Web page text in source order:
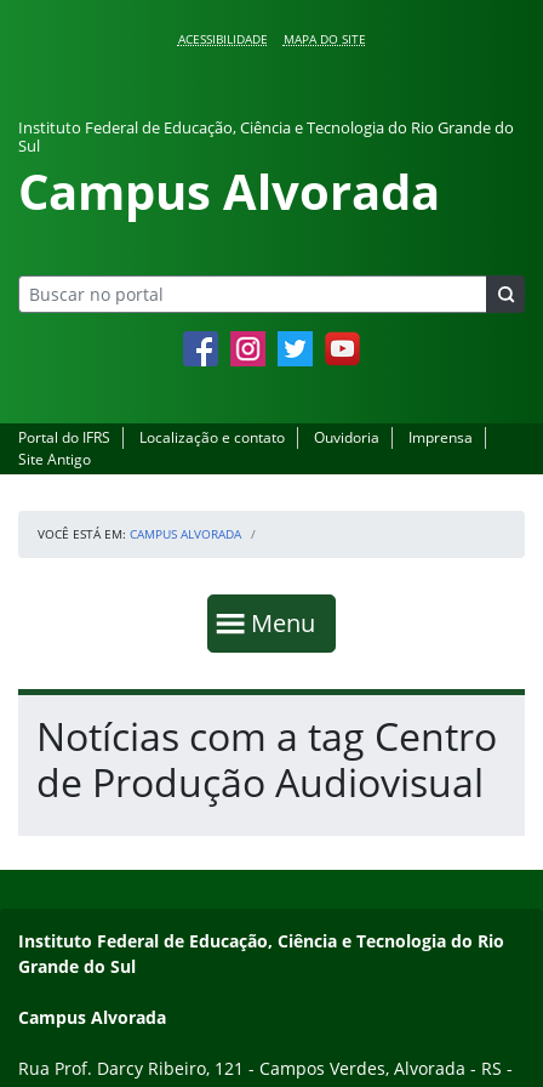
ACESSIBILIDADE MAPA DO SITE
Instituto Federal de Educação, Ciência e Tecnologia do Rio Grande do
Sul
Campus Alvorada
FacebookInstagramTwitter YouTube
Portal do IFRS Localização e contato Ouvidoria
Imprensa
Site Antigo
VOCÊ ESTÁ EM: CAMPUS ALVORADA
Mostrar
Menu
Fim da navegação
Início do conteúdo
Notícias com a tag Centro
de Produção Audiovisual
Endereço
Instituto Federal de Educação, Ciência e Tecnologia do Rio
Grande do Sul
Campus Alvorada
Rua Prof. Darcy Ribeiro, 121 - Campos Verdes, Alvorada - RS -